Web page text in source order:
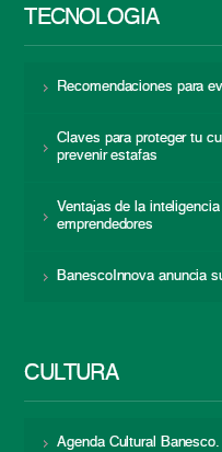
TECNOLOGÍA
Recomendaciones para
Claves para proteger tu
prevenir estafas
Ventajas de la
emprendedores
BanescoInnova anuncia
CULTURA
Agenda Cultural